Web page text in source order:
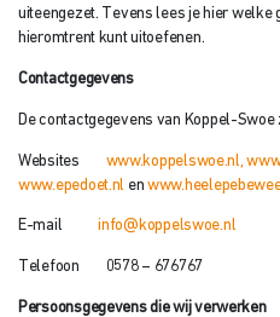
uiteengezet. Tevens lees je hier welke
hieromtrent kunt uitoefenen.
Contactgegevens
De contactgegevens van Koppel-Swoe
Websites www.koppelswoe.nl,
www.epedoet.nl en
E-mailinfo@koppelswoe.nl
Telefoon 0578 – 676767
Persoonsgegevens die wij verwerken